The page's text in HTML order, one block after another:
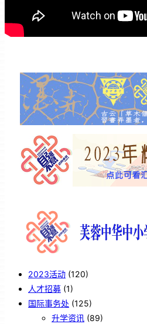
2023活动 (120)
人才招募 (1)
国际事务处 (125)
升学资讯 (89)